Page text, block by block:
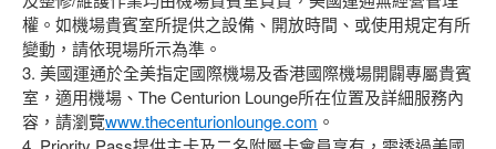
權。如機場貴賓室所提供之設備、開放時間、或使用規定有所
變動，請依現場所示為準。
3. 美國運通於全美指定國際機場及香港國際機場開闢專屬貴賓
室，適用機場、The Centurion Lounge所在位置及詳細服務內
容，請瀏覽www.thecenturionlounge.com 。